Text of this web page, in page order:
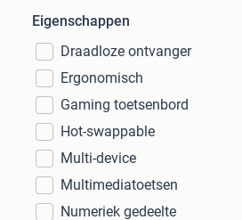
Eigenschappen
Draadloze ontvanger
Ergonomisch
Gaming toetsenbord
Hot-swappable
Multi-device
Multimediatoetsen
Numeriek gedeelte